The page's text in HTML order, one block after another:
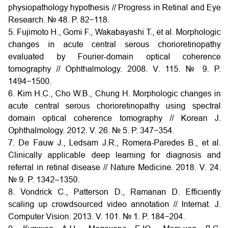
physiopathology hypothesis // Progress in Retinal and Eye
Research. № 48. P. 82−118.
5. Fujimoto H., Gomi F., Wakabayashi T., et al. Morphologic
changes in acute central serous chorioretinopathy
evaluated by Fourier-domain optical coherence
tomography // Ophthalmology. 2008. V. 115. № 9. P.
1494−1500.
6. Kim H.C., Cho W.B., Chung H. Morphologic changes in
acute central serous chorioretinopathy using spectral
domain optical coherence tomography // Korean J.
Ophthalmology. 2012. V. 26. № 5. P. 347−354.
7. De Fauw J., Ledsam J.R., Romera-Paredes B., et al.
Clinically applicable deep learning for diagnosis and
referral in retinal disease // Nature Medicine. 2018. V. 24.
№ 9. P. 1342–1350.
8. Vondrick C., Patterson D., Ramanan D. Efficiently
scaling up crowdsourced video annotation // Internat. J.
Computer Vision. 2013. V. 101. № 1. P. 184−204.